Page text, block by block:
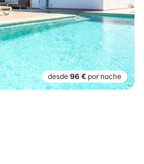
desde 96 € por noche